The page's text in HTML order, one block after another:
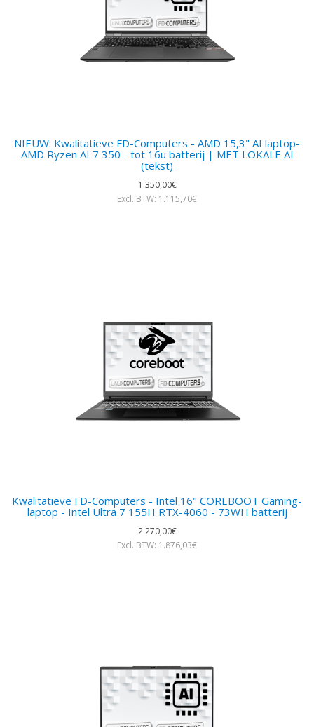
NIEUW: Kwalitatieve FD-Computers - AMD 15,3" AI laptop-
AMD Ryzen AI 7 350 - tot 16u batterij | MET LOKALE AI
(tekst)
1.350,00€
Excl. BTW: 1.115,70€
Kwalitatieve FD-Computers - Intel 16" COREBOOT Gaming-
laptop - Intel Ultra 7 155H RTX-4060 - 73WH batterij
2.270,00€
Excl. BTW: 1.876,03€